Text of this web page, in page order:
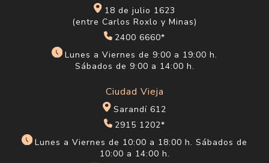
18 de julio 1623
(entre Carlos Roxlo y Minas)
2400 6660*
Lunes a Viernes de 9:00 a 19:00 h.
Sábados de 9:00 a 14:00 h.
Ciudad Vieja
Sarandí 612
2915 1202*
Lunes a Viernes de 10:00 a 18:00 h. Sábados de
10:00 a 14:00 h.